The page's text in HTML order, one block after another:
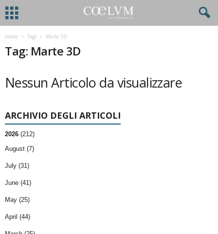
Home Tags Marte 3D
Tag: Marte 3D
Nessun Articolo da visualizzare
ARCHIVIO DEGLI ARTICOLI
2026 (212)
August (7)
July (31)
June (41)
May (25)
April (44)